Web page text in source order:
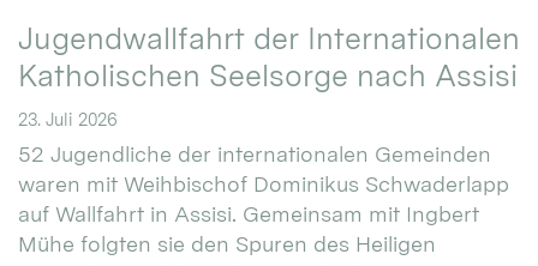
Jugendwallfahrt der Internationalen
Katholischen Seelsorge nach Assisi
23. Juli 2026
52 Jugendliche der internationalen Gemeinden
waren mit Weihbischof Dominikus Schwaderlapp
auf Wallfahrt in Assisi. Gemeinsam mit Ingbert
Mühe folgten sie den Spuren des Heiligen